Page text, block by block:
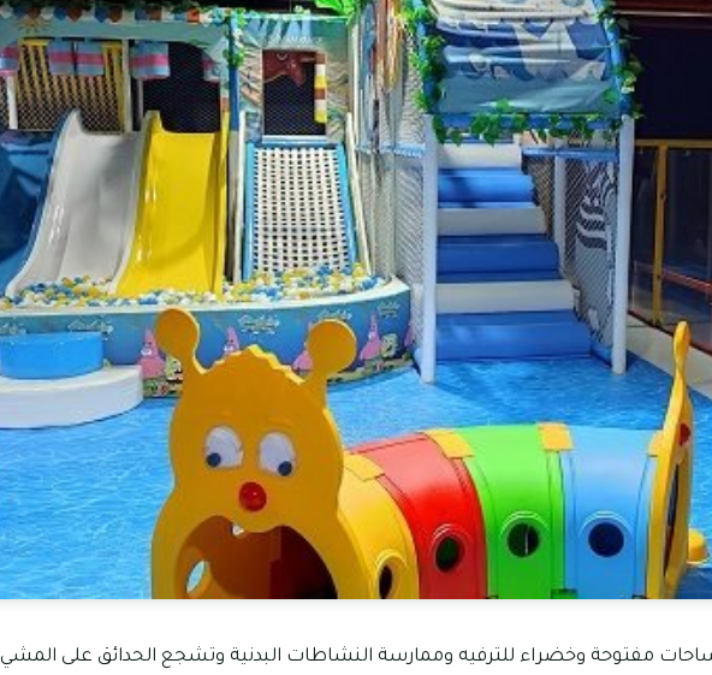
مفتوحة وخضراء للترفيه وممارسة النشاطات البدنية وتشجع الحدائق على المشي